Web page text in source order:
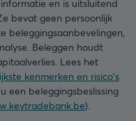
en is uitsluitend
bevat geen persoonlijk
beleggingsaanbevelingen,
Beleggen houdt
Lees het
kenmerken en risico's
een beleggingsbeslissing
).